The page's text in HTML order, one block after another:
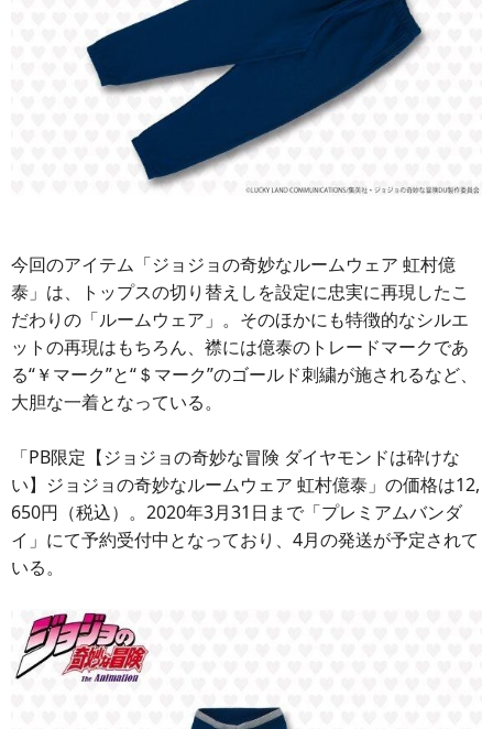
今回のアイテム「ジョジョの奇妙なルームウェア 虹村億
泰」は、トップスの切り替えしを設定に忠実に再現したこ
だわりの「ルームウェア」。そのほかにも特徴的なシルエ
ットの再現はもちろん、襟には億泰のトレードマークであ
る“￥マーク”と“＄マーク”のゴールド刺繍が施されるなど、
大胆な一着となっている。
「PB限定【ジョジョの奇妙な冒険 ダイヤモンドは砕けな
い】ジョジョの奇妙なルームウェア 虹村億泰」の価格は12,
650円（税込）。2020年3月31日まで「プレミアムバンダ
イ」にて予約受付中となっており、4月の発送が予定されて
いる。